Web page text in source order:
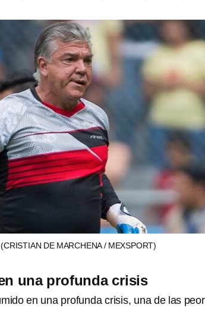
(CRISTIAN DE MARCHENA / MEXSPORT)
una profunda crisis
en una profunda crisis, una de las